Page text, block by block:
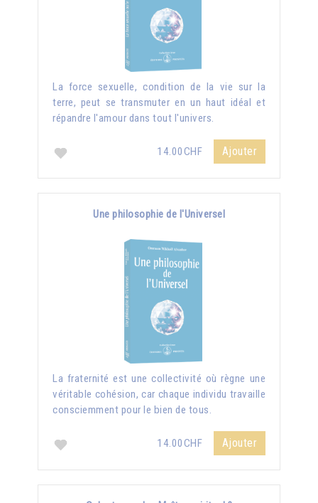
La force sexuelle, condition de la vie sur la
terre, peut se transmuter en un haut idéal et
répandre l'amour dans tout l'univers.
14.00CHF Ajouter
Une philosophie de l'Universel
La fraternité est une collectivité où règne une
véritable cohésion, car chaque individu travaille
consciemment pour le bien de tous.
14.00CHF Ajouter